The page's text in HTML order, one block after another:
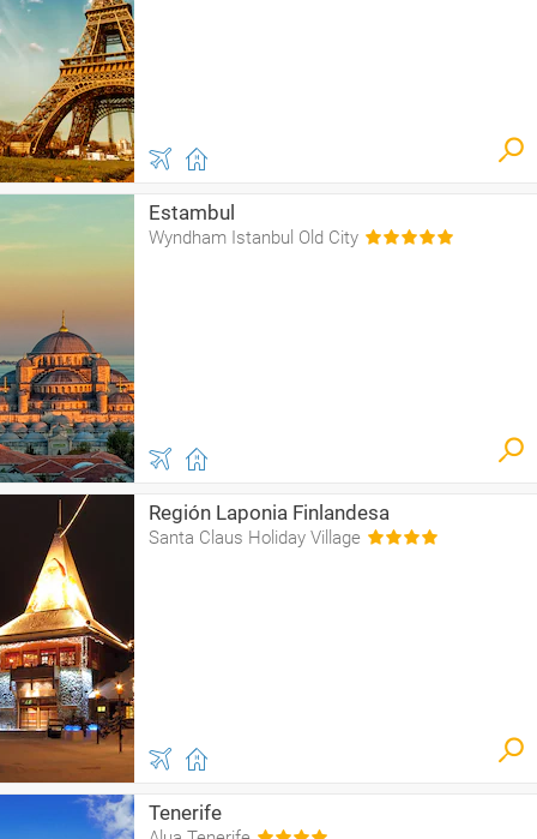
Estambul
Wyndham Istanbul Old City
Región Laponia Finlandesa
Santa Claus Holiday Village
Tenerife